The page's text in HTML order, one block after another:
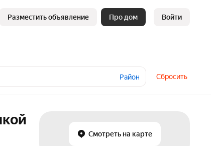
Разместить объявление Про дом Войти
Район Сбросить
Смотреть на карте